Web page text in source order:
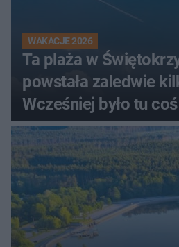
WAKACJE 2026
Ta plaża w
powstała zaledwie
Wcześniej było tu
innego